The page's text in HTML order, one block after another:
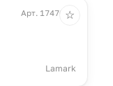
Арт. 17470.30
Lamark
☆